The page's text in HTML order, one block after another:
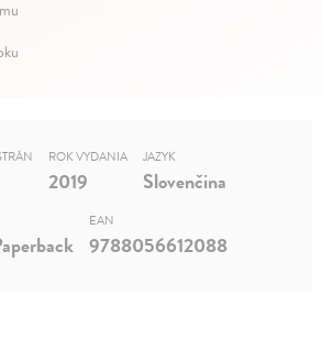
ROK VYDANIA
2019
JAZYK
Slovenčina
EAN
9788056612088